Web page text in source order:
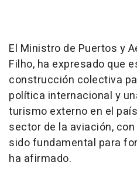
El Ministro de Puertos y
Filho, ha expresado que
construcción colectiva
política internacional y
turismo externo en el
sector de la aviación,
sido fundamental para
ha afirmado.